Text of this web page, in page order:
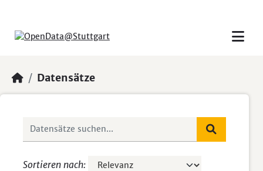
Datensätze
Sortieren nach